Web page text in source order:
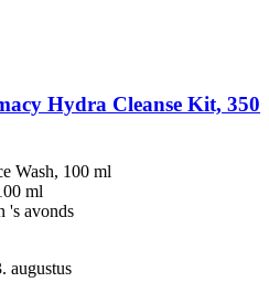
Hydra Cleanse Kit, 350
Wash, 100 ml
ml
's avonds
augustus